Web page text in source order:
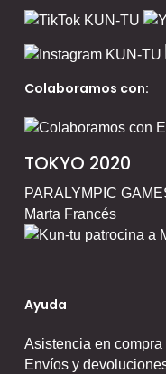
Colaboramos con:
TOKYO 2020
PARALYMPIC
Marta Francés
Ayuda
Asistencia en compra
Envíos y